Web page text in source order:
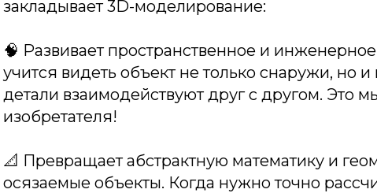
закладывает 3D-моделирование:
🧠 Развивает пространственное и
учится видеть объект не только снаружи, но и
детали взаимодействуют друг с другом. Это
изобретателя!
📐 Превращает абстрактную математику и
осязаемые объекты. Когда нужно точно